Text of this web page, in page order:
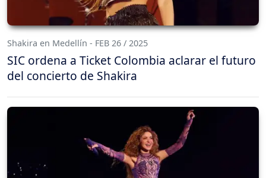
Shakira en Medellín - FEB 26 / 2025
SIC ordena a Ticket Colombia aclarar el futuro
del concierto de Shakira